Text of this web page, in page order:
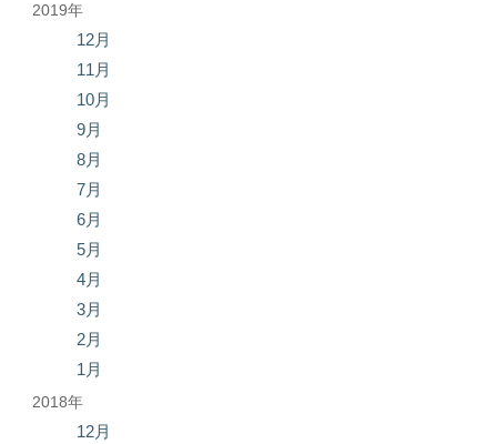
2019年
12月
11月
10月
9月
8月
7月
6月
5月
4月
3月
2月
1月
2018年
12月